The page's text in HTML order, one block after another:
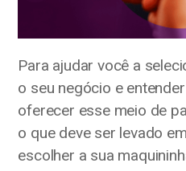
Para ajudar você a
o seu negócio e
oferecer esse meio de
o que deve ser levado
escolher a sua